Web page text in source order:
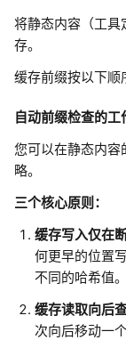
将静态内容（工
存。
缓存前缀按以下顺
自动前缀检查的工
您可以在静态内容
略。
三个核心原则：
缓存写入仅在
何更早的位置
不同的哈希值。
缓存读取向后
次向后移动一